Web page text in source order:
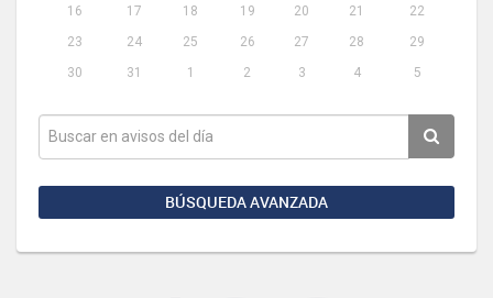
16
17 18 19 20 21
22
23
24 25 26 27 28
29
30
31 1 2 3 4 5
BÚSQUEDA AVANZADA